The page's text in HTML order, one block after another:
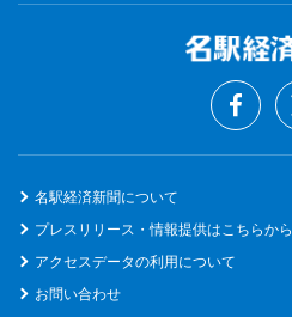
名駅経済新聞について
プレスリリース・情報提供はこちらから
アクセスデータの利用について
お問い合わせ